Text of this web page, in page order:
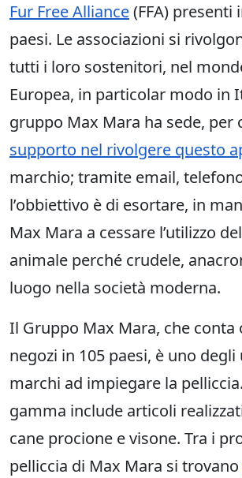
Fur Free Alliance(FFA) presenti
paesi. Le associazioni si
tutti i loro sostenitori, nel
Europea, in particolar modo in
gruppo Max Mara ha sede, per
supporto nel rivolgere questo
marchio; tramite email,
l’obbiettivo è di esortare, in
Max Mara a cessare l’utilizzo
animale perché crudele,
luogo nella società moderna.
Il Gruppo Max Mara, che conta
negozi in 105 paesi, è uno
marchi ad impiegare la pelliccia.
gamma include articoli
cane procione e visone. Tra i
pelliccia di Max Mara si trovano